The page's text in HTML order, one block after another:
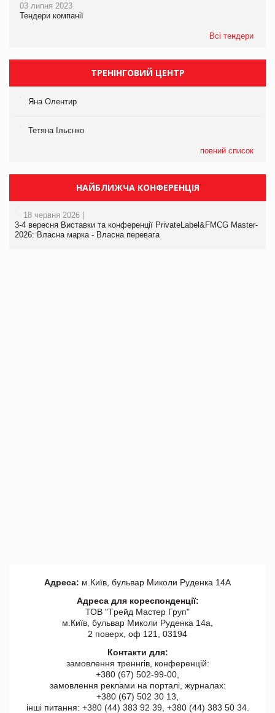
03 липня 2023
Тендери компанії
Всі тендери
ТРЕНІНГОВИЙ ЦЕНТР
Яна Олентир
Тетяна Ільєнко
повний список
НАЙБЛИЖЧА КОНФЕРЕНЦІЯ
18 червня 2026 |
3-4 вересня Виставки та конференції PrivateLabel&FMCG Master-
2026: Власна марка - Власна перевага
Адреса: м.Київ, бульвар Миколи Руденка 14А
Адреса для кореспонденції:
ТОВ "Tрейд Мастер Груп"
м.Київ, бульвар Миколи Руденка 14а,
2 поверх, оф 121, 03194
Контакти для:
замовлення треннгів, конференцій:
+380 (67) 502-99-00,
замовлення реклами на порталі, журналах:
+380 (67) 502 30 13,
інші питання: +380 (44) 383 92 39, +380 (44) 383 50 34.